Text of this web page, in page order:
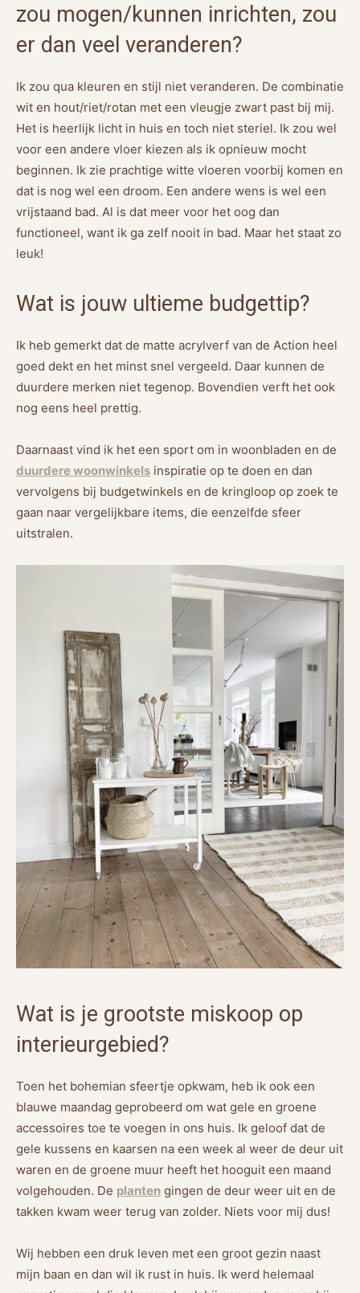
zou mogen/kunnen inrichten, zou
er dan veel veranderen?
Ik zou qua kleuren en stijl niet veranderen. De combinatie
wit en hout/riet/rotan met een vleugje zwart past bij mij.
Het is heerlijk licht in huis en toch niet steriel. Ik zou wel
voor een andere vloer kiezen als ik opnieuw mocht
beginnen. Ik zie prachtige witte vloeren voorbij komen en
dat is nog wel een droom. Een andere wens is wel een
vrijstaand bad. Al is dat meer voor het oog dan
functioneel, want ik ga zelf nooit in bad. Maar het staat zo
leuk!
Wat is jouw ultieme budgettip?
Ik heb gemerkt dat de matte acrylverf van de Action heel
goed dekt en het minst snel vergeeld. Daar kunnen de
duurdere merken niet tegenop. Bovendien verft het ook
nog eens heel prettig.
Daarnaast vind ik het een sport om in woonbladen en de
duurdere woonwinkels inspiratie op te doen en dan
vervolgens bij budgetwinkels en de kringloop op zoek te
gaan naar vergelijkbare items, die eenzelfde sfeer
uitstralen.
Wat is je grootste miskoop op
interieurgebied?
Toen het bohemian sfeertje opkwam, heb ik ook een
blauwe maandag geprobeerd om wat gele en groene
accessoires toe te voegen in ons huis. Ik geloof dat de
gele kussens en kaarsen na een week al weer de deur uit
waren en de groene muur heeft het hooguit een maand
volgehouden. De planten gingen de deur weer uit en de
takken kwam weer terug van zolder. Niets voor mij dus!
Wij hebben een druk leven met een groot gezin naast
mijn baan en dan wil ik rust in huis. Ik werd helemaal